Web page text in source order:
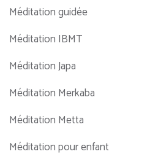
Méditation guidée
Méditation IBMT
Méditation Japa
Méditation Merkaba
Méditation Metta
Méditation pour enfant